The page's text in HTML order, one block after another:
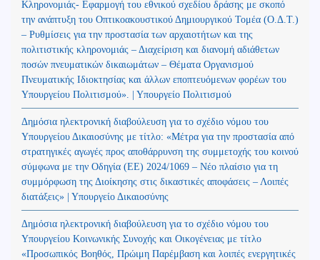
Κληρονομιάς- Εφαρμογή του εθνικού σχεδίου δράσης με σκοπό
την ανάπτυξη του Οπτικοακουστικού Δημιουργικού Τομέα (Ο.Δ.Τ.)
– Ρυθμίσεις για την προστασία των αρχαιοτήτων και της
πολιτιστικής κληρονομιάς – Διαχείριση και διανομή αδιάθετων
ποσών πνευματικών δικαιωμάτων – Θέματα Οργανισμού
Πνευματικής Ιδιοκτησίας και άλλων εποπτευόμενων φορέων του
Υπουργείου Πολιτισμού». | Υπουργείο Πολιτισμού
Δημόσια ηλεκτρονική διαβούλευση για το σχέδιο νόμου του
Υπουργείου Δικαιοσύνης με τίτλο: «Μέτρα για την προστασία από
στρατηγικές αγωγές προς αποθάρρυνση της συμμετοχής του κοινού
σύμφωνα με την Οδηγία (ΕΕ) 2024/1069 – Νέο πλαίσιο για τη
συμμόρφωση της Διοίκησης στις δικαστικές αποφάσεις – Λοιπές
διατάξεις» | Υπουργείο Δικαιοσύνης
Δημόσια ηλεκτρονική διαβούλευση για το σχέδιο νόμου του
Υπουργείου Κοινωνικής Συνοχής και Οικογένειας με τίτλο
«Προσωπικός Βοηθός, Πρώιμη Παρέμβαση και λοιπές ενεργητικές